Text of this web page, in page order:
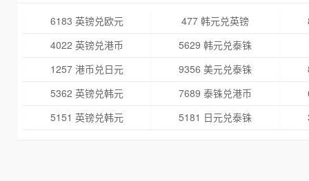
6183 英镑兑欧元 477 韩元兑英镑
4022 英镑兑港币
5629 韩元兑泰铢
1257 港币兑日元
9356 美元兑泰铢
5362 英镑兑韩元
7689 泰铢兑港币
5151 英镑兑韩元
5181 日元兑泰铢